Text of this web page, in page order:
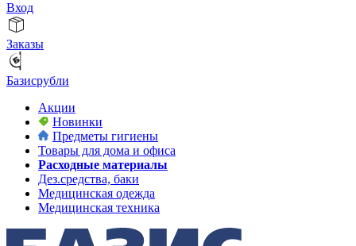
Вход
Заказы
Базисрубли
Акции
Новинки
Предметы гигиены
Товары для дома и офиса
Расходные материалы
Дез.средства, баки
Медицинская одежда
Медицинская техника